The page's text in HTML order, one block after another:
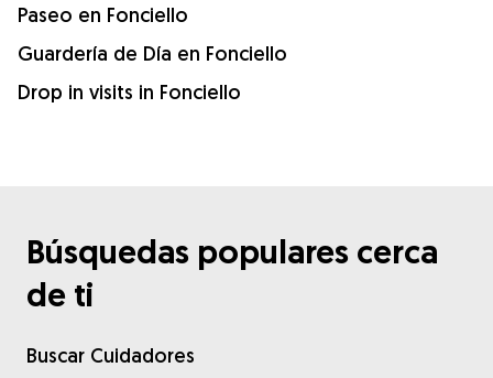
Paseo en Fonciello
Guardería de Día en Fonciello
Drop in visits in Fonciello
Búsquedas populares cerca
de ti
Buscar Cuidadores